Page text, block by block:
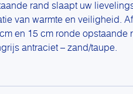
rand slaapt uw
van warmte en veiligheid.
en 15 cm ronde opstaande
antraciet – zand/taupe.